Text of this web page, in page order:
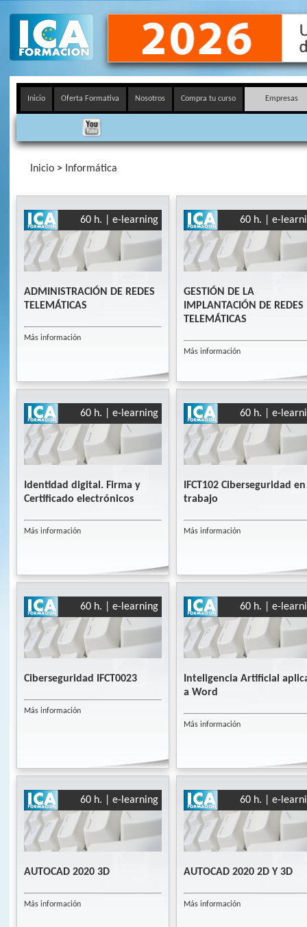
Inicio Oferta Formativa Nosotros Compra tu curso Empresas
Inicio> Informática
60 h. | e-learning
ADMINISTRACIÓN DE REDES
TELEMÁTICAS
Más información
60 h. | e-
GESTIÓN DE LA
IMPLANTACIÓN DE REDES
TELEMÁTICAS
Más información
60 h. | e-learning
Identidad digital. Firma y
Certificado electrónicos
Más información
60 h. | e-
IFCT102 Ciberseguridad
trabajo
Más información
60 h. | e-learning
Ciberseguridad IFCT0023
Más información
60 h. | e-
Inteligencia Artificial
a Word
Más información
60 h. | e-learning
AUTOCAD 2020 3D
Más información
60 h. | e-
AUTOCAD 2020 2D Y 3D
Más información